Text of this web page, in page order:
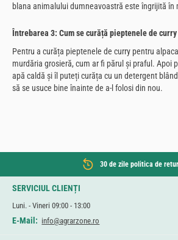
blana animalului dumneavoastră este îngrijită în
Întrebarea 3: Cum se curăță pieptenele de
Pentru a curăța pieptenele de curry pentru
murdăria grosieră, cum ar fi părul și praful. Apoi
apă caldă și îl puteți curăța cu un detergent
să se usuce bine înainte de a-l folosi din nou.
30 de zile politica de
SERVICIUL CLIENȚI
Luni. - Vineri 09:00 - 13:00
E-Mail: info@agrarzone.ro